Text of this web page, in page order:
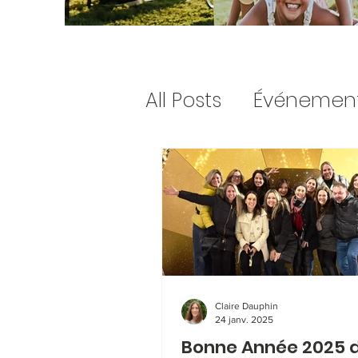
All Posts
Bambins (0-2 ans)
Petition - english
Calendrier de Noel
Bonne Année 2025
Claire Dauphin
24 janv. 2025